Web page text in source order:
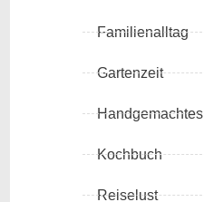
Familienalltag
Gartenzeit
Handgemachtes
Kochbuch
Reiselust